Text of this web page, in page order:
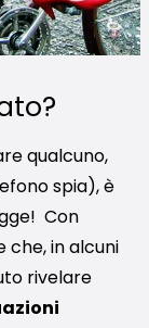
qualcuno,
spia), è
Con
che, in alcuni
rivelare